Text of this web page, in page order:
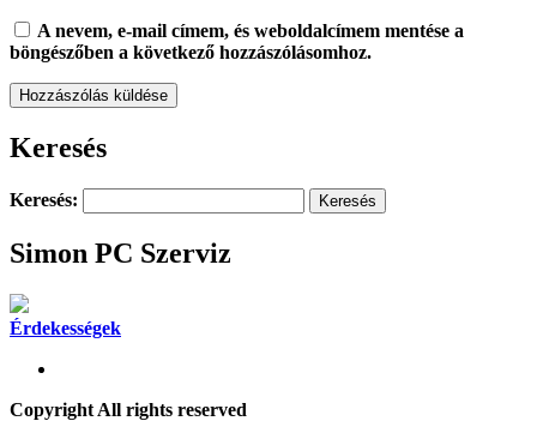
A nevem, e-mail címem, és weboldalcímem mentése a
böngészőben a következő hozzászólásomhoz.
Keresés
Keresés:
Simon PC Szerviz
Érdekességek
Copyright All rights reserved